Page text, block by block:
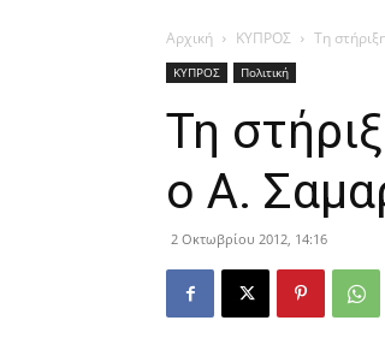
Αρχική ΚΥΠΡΟΣ Τη
ΚΥΠΡΟΣ Πολιτική
Τη
ο Α.
2 Οκτωβρίου 2012, 14:16